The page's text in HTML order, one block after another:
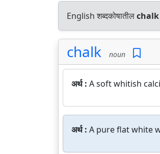
English शब्दकोषातीलchalk
chalk noun
अर्थ : A soft whitish
अर्थ : A pure flat white